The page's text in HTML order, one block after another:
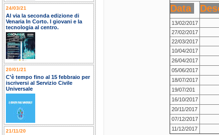
24/03/21
Al via la seconda edizione di
Venaria In Corto. I giovani e la
tecnologia al centro.
20/01/21
C’è tempo fino al 15 febbraio per
iscriversi al Servizio Civile
Universale
21/11/20
Data
13/02/2017
27/02/2017
22/03/2017
10/04/2017
26/04/2017
05/06/2017
18/07/2017
19/07/201
16/10/2017
20/11/2017
07/12/2017
11/12/2017